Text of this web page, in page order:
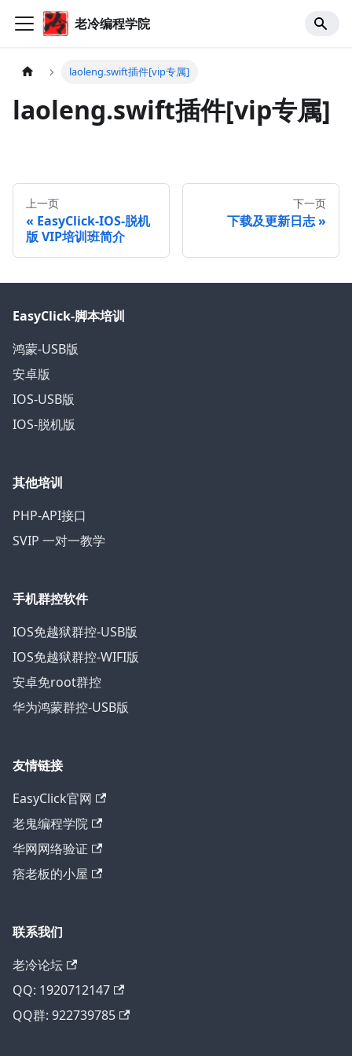
老冷编程学院
laoleng.swift插件[vip专属]
laoleng.swift插件[vip专属]
上一页
EasyClick-IOS-脱机
版 VIP培训班简介
下一页
下载及更新日志
EasyClick-脚本培训
鸿蒙-USB版
安卓版
IOS-USB版
IOS-脱机版
其他培训
PHP-API接口
SVIP 一对一教学
手机群控软件
IOS免越狱群控-USB版
IOS免越狱群控-WIFI版
安卓免root群控
华为鸿蒙群控-USB版
友情链接
EasyClick官网
老鬼编程学院
华网网络验证
痞老板的小屋
联系我们
老冷论坛
QQ: 1920712147
QQ群: 922739785